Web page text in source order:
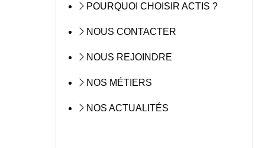
POURQUOI CHOISIR ACTIS ?
NOUS CONTACTER
NOUS REJOINDRE
NOS MÉTIERS
NOS ACTUALITÉS